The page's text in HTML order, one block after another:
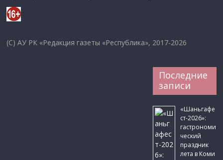
(C) АУ РК «Редакция газеты «Республика», 2017-2026
Последние
записи
«Шаньгафе
ст-2026»:
гастрономи
ческий
праздник
лета в Коми